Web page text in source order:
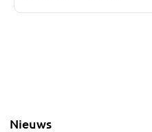
Nieuws